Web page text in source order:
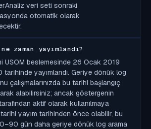
veri seti sonraki
otomatik olarak
zaman yayımlandı?
USOM beslemesinde 26 Ocak 2019
tarihinde yayımlandı. Geriye dönük log
çalışmalarınızda bu tarihi başlangıç
alabilirsiniz; ancak göstergenin
aktif olarak kullanılmaya
yayım tarihinden önce olabilir, bu
gün daha geriye dönük log arama